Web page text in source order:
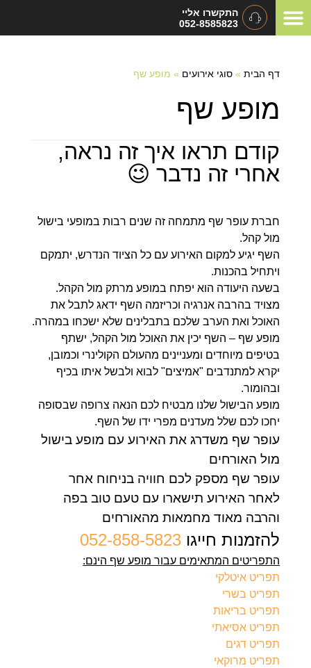
התקשרו אליי
052-8585823
דף הבית» סוגי אירועים » מופע שף
מופע שף
קודם תראו איך זה נראה,
אחרי זה נדבר 😉
חברת עופר שף מתמחה זה שנים רבות במופעי בישול
מול קהל.
השף יגיע למקום האירוע עם כל הציוד הנדרש, יתמקם
ויתחיל בהכנות.
בשעה היעודה הוא יפתח במופע מרתק מול הקהל.
מצויד בהרבה אנרגיה וכריזמה השף ידאג לתבל את
האוכל ואת הערב שלכם בתבלינים שלא ישכחו במהרה.
מופע שף – השף יכין את האוכל מול הקהל, ישתף
בטיפים מיוחדים ומעניינים מהעולם הקולינרי וכמובן,
יקרא למתנדבים "אמיצים" לבוא ולבשל איתו בכיף
ובהומור.
מופע הבישול שלנו מבטיח לכם הנאה צרופה שבסופה
יחכו לכם שלל מעדנים מפרי ידו של השף.
עופר שף משדרג את האירוע עם מופע בישול
מול האורחים
עופר שף מספק לכם חוויה בניחוח אחר
לאחר האירוע תישארו עם טעם טוב בפה
והרבה מאוד מחמאות מהאורחים
להזמנות חייגו 052-858-5823
התפריטים המתאימים עבור מופע שף הינם:
תפריט איטלקי
תפריט בשרי
תפריט בריאות
תפריט אסיאתי
תפריט דגים
תפריט מרוקאי